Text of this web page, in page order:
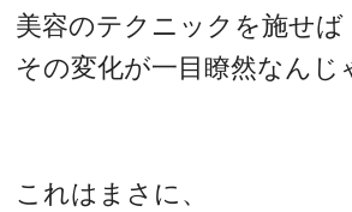
美容のテクニックを施せば
その変化が一目瞭然なんじ
これはまさに、